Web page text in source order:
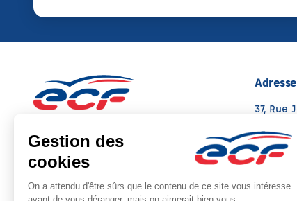
Note : 4.8/5
Moyenne calculée sur 69 avis
37, Rue
03600
Voir sur
04 70